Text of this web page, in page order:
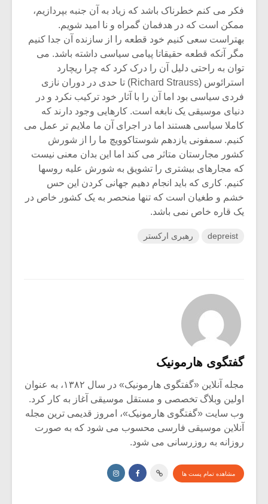
فکر می کنم خطرناک باشد که زیاد به آن جنبه بپردازیم،
ممکن است که در هدفمان گمراه و نا امید شویم.
بهتراست سعی کنیم خود قطعه را از سازنده آن جدا کنیم
مگر آنکه قطعه حقیقاتا پیامی سیاسی داشته باشد. می
توان به راحتی دلیل آن را درک کرد که چرا ریچارد
استرائوس (Richard Strauss) تا حدی در دوران نازی
فردی سیاسی بود اما آن را با آثار خود ترکیب نکرد و در
دنیای موسیقی یک نابغه است. کارهایی وجود دارند که
کاملا سیاسی هستند اما در اجرای آن ما ملایم تر عمل می
کنیم. سمفونی یازدهم شوستاکوویچ ما را از شورش
کشور مجارستان متاثر می کند اما این بدان معنی نیست
که مجارهای بیشتری را تشویق به شورش علیه روسها
کنیم. کاری که باید انجام دهیم جهانی کردن این حس
خشم و طغیان است که تنها منحصر به یک کشور خاص در
یک قاره خاص نمی باشد.
depreist رهبری ارکستر
گفتگوی هارمونیک
مجله آنلاین «گفتگوی هارمونیک» در سال ۱۳۸۲، به عنوان
اولین وبلاگ تخصصی و مستقل موسیقی آغاز به کار کرد.
وب سایت «گفتگوی هارمونیک»، امروز قدیمی ترین مجله
آنلاین موسیقی فارسی محسوب می شود که به صورت
روزانه به روزرسانی می شود.
مشاهده تمام پست ها